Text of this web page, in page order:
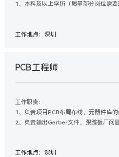
1、本科及以上学历（质量部分岗位需
3、性格开朗，良好的沟通和周边协调
工作地点：深圳
PCB工程师
工作职责：
1、负责项目PCB布局布线，元器件库的
2、负责输出Gerber文件，跟踪板厂问
工作地点：深圳